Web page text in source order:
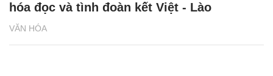
VĂN HÓA
hóa đọc và tình đoàn kết Việt - Lào